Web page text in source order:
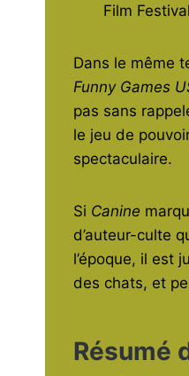
Film
Dans le même
Funny Games
pas sans
le jeu de
spectaculaire.
Si Canine
d’auteur-culte
l’époque, il est
des chats, et
Résumé